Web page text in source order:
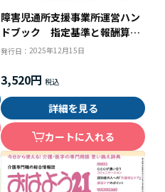
障害児通所支援事業所運営ハン
ドブック 指定基準と報酬算定
基準
発行日： 2025年12月15日
3,520円
詳細を見る
カートに入れる